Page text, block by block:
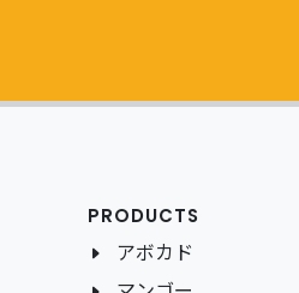
PRODUCTS
アボカド